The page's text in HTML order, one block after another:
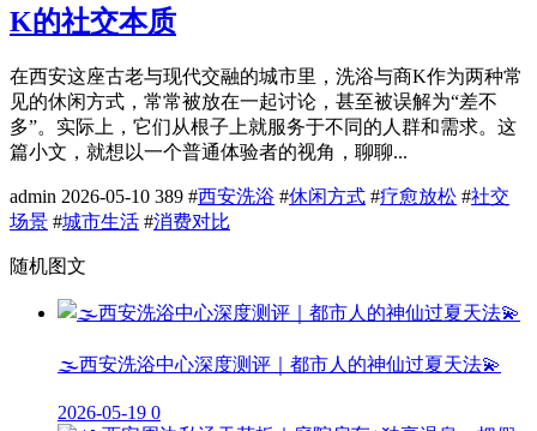
K的社交本质
在西安这座古老与现代交融的城市里，洗浴与商K作为两种常
见的休闲方式，常常被放在一起讨论，甚至被误解为“差不
多”。实际上，它们从根子上就服务于不同的人群和需求。这
篇小文，就想以一个普通体验者的视角，聊聊...
admin 2026-05-10 389 #西安洗浴 #休闲方式 #疗愈放松 #社交
场景 #城市生活 #消费对比
随机图文
🌫️西安洗浴中心深度测评｜都市人的神仙过夏天法💫
2026-05-19 0